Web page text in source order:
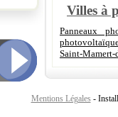
Villes à
Panneaux
Saint-Mamert-
Mentions Légales -